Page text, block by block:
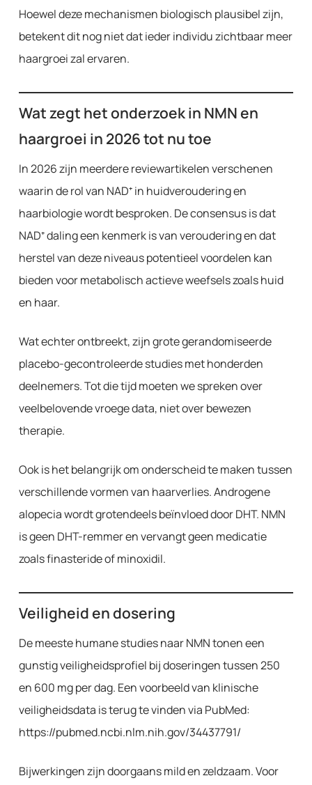
Hoewel deze mechanismen biologisch plausibel zijn,
betekent dit nog niet dat ieder individu zichtbaar meer
haargroei zal ervaren.
Wat zegt het onderzoek in NMN en
haargroei in 2026 tot nu toe
In 2026 zijn meerdere reviewartikelen verschenen
waarin de rol van NAD⁺ in huidveroudering en
haarbiologie wordt besproken. De consensus is dat
NAD⁺ daling een kenmerk is van veroudering en dat
herstel van deze niveaus potentieel voordelen kan
bieden voor metabolisch actieve weefsels zoals huid
en haar.
Wat echter ontbreekt, zijn grote gerandomiseerde
placebo-gecontroleerde studies met honderden
deelnemers. Tot die tijd moeten we spreken over
veelbelovende vroege data, niet over bewezen
therapie.
Ook is het belangrijk om onderscheid te maken tussen
verschillende vormen van haarverlies. Androgene
alopecia wordt grotendeels beïnvloed door DHT. NMN
is geen DHT-remmer en vervangt geen medicatie
zoals finasteride of minoxidil.
Veiligheid en dosering
De meeste humane studies naar NMN tonen een
gunstig veiligheidsprofiel bij doseringen tussen 250
en 600 mg per dag. Een voorbeeld van klinische
veiligheidsdata is terug te vinden via PubMed:
https://pubmed.ncbi.nlm.nih.gov/34437791/
Bijwerkingen zijn doorgaans mild en zeldzaam. Voor